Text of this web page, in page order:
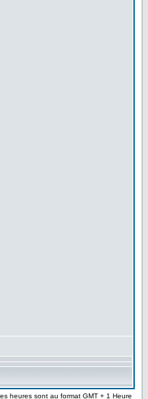
heures sont au format GMT + 1 Heure